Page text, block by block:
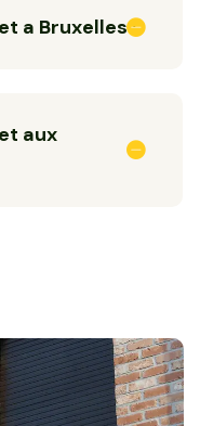
a Bruxelles :
aux